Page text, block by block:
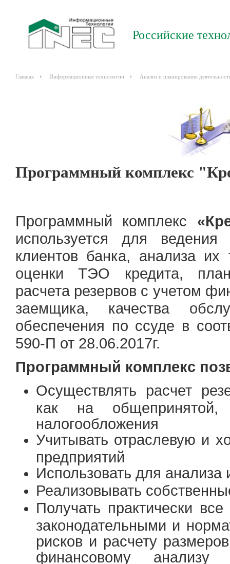
Российские
Главная Информационные технологии Анализ и планирование
Программный комплекс
Программный комплекс
используется для ведения
клиентов банка, анализа их
оценки ТЭО кредита,
расчета резервов с учетом
заемщика, качества
обеспечения по ссуде в
590-П от 28.06.2017г.
Программный комплекс
Осуществлять расчет
как на
налогообложения
Учитывать отраслевую и
предприятий
Использовать для
Реализовывать
Получать практически
законодательными и
рисков и расчету
финансовому анализу